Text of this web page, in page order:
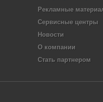
Рекламные
Сервисные центры
Новости
О компании
Стать партнером